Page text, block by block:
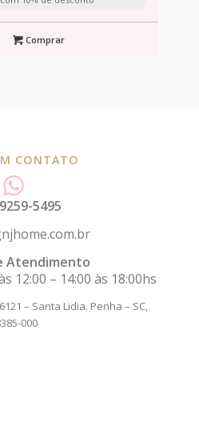
Comprar
CONTATO
5495
Atendimento
12:00 – 14:00 às 18:00hs
– Santa Lidia. Penha – SC,
000